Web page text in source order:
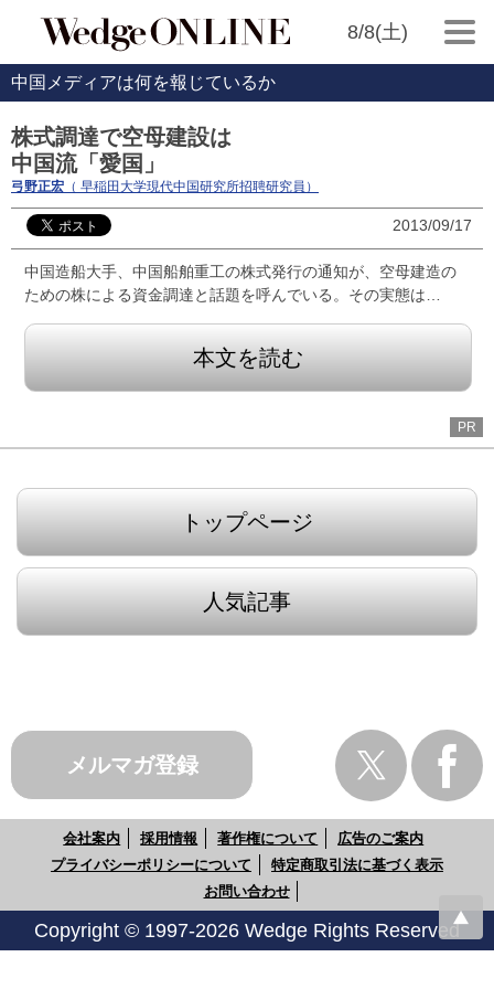
8/8(土)
中国メディアは何を報じているか
株式調達で空母建設は
中国流「愛国」
弓野正宏 （ 早稲田大学現代中国研究所招聘研究員）
2013/09/17
中国造船大手、中国船舶重工の株式発行の通知が、空母建造の
ための株による資金調達と話題を呼んでいる。その実態は…
本文を読む
PR
トップページ
人気記事
メルマガ登録
会社案内 採用情報 著作権について
広告のご案内
プライバシーポリシーについて
特定商取引法に基づく表示
お問い合わせ
Copyright © 1997-2026 Wedge Rights Reserved